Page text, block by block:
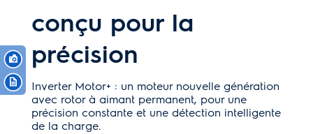
conçu pour la
précision
Inverter Motor+ : un moteur nouvelle génération
avec rotor à aimant permanent, pour une
précision constante et une détection intelligente
de la charge.